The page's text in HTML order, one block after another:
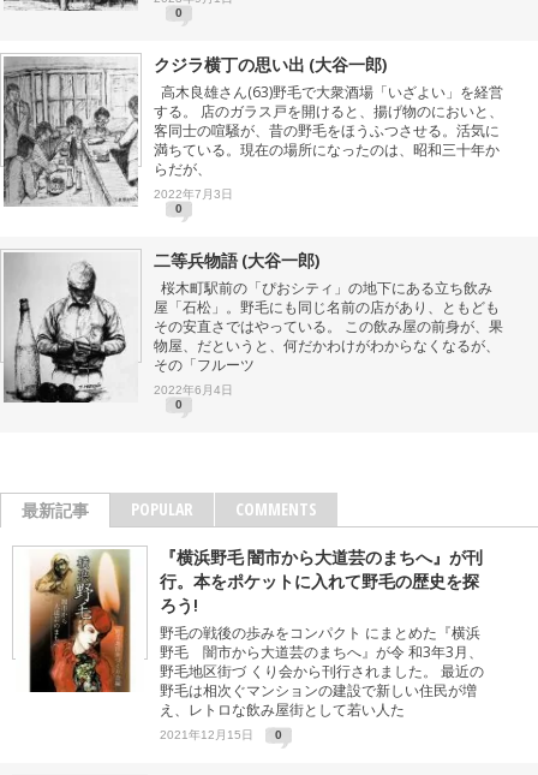
0
クジラ横丁の思い出 (大谷一郎)
高木良雄さん(63)野毛で大衆酒場「いざよい」を経営
する。 店のガラス戸を開けると、揚げ物のにおいと、
客同士の喧騒が、昔の野毛をほうふつさせる。活気に
満ちている。現在の場所になったのは、昭和三十年か
らだが、
2022年7月3日
0
二等兵物語 (大谷一郎)
桜木町駅前の「ぴおシティ」の地下にある立ち飲み
屋「石松」。野毛にも同じ名前の店があり、ともども
その安直さではやっている。 この飲み屋の前身が、果
物屋、だというと、何だかわけがわからなくなるが、
その「フルーツ
2022年6月4日
0
最新記事 POPULAR COMMENTS
『横浜野毛 闇市から大道芸のまちへ』が刊
行。本をポケットに入れて野毛の歴史を探
ろう!
野毛の戦後の歩みをコンパクト にまとめた『横浜
野毛 闇市から大道芸のまちへ』が令 和3年3月、
野毛地区街づ くり会から刊行されました。 最近の
野毛は相次ぐマンションの建設で新しい住民が増
え、レトロな飲み屋街として若い人た
2021年12月15日 0